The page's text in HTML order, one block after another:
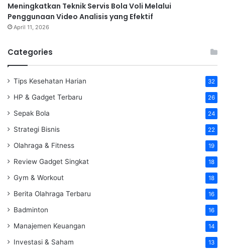
Meningkatkan Teknik Servis Bola Voli Melalui
Penggunaan Video Analisis yang Efektif
April 11, 2026
Categories
Tips Kesehatan Harian 32
HP & Gadget Terbaru 26
Sepak Bola 24
Strategi Bisnis 22
Olahraga & Fitness 19
Review Gadget Singkat 18
Gym & Workout 18
Berita Olahraga Terbaru 16
Badminton 16
Manajemen Keuangan 14
Investasi & Saham 13